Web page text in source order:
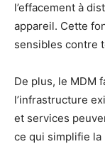
l’effacement à
appareil. Cette
sensibles contre
De plus, le MDM
l’infrastructure
et services
ce qui simplifie la